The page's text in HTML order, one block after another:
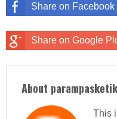
Share on Facebook
Share on Google
About
This